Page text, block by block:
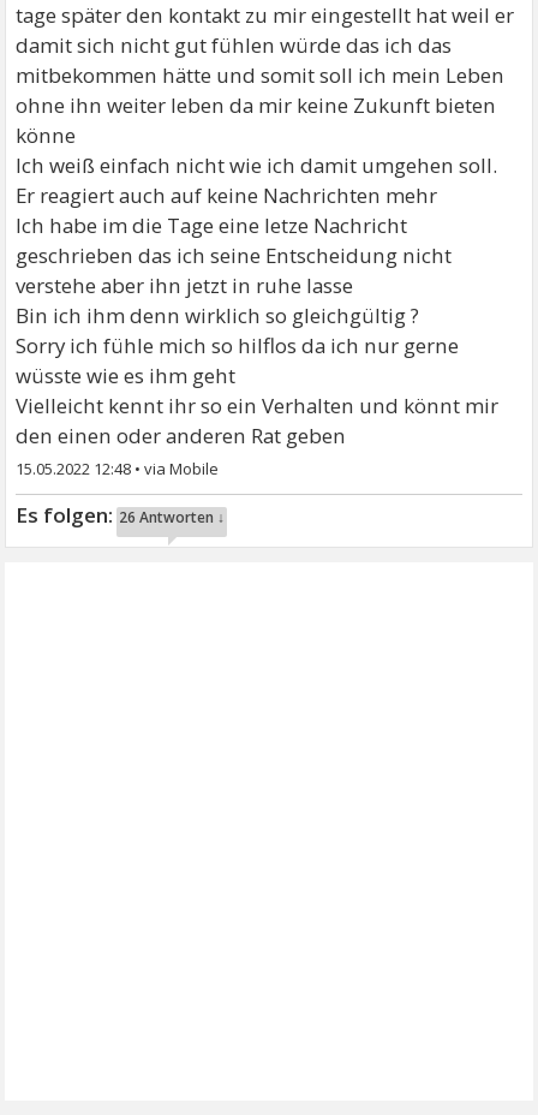
tage später den kontakt zu mir eingestellt hat weil er
damit sich nicht gut fühlen würde das ich das
mitbekommen hätte und somit soll ich mein Leben
ohne ihn weiter leben da mir keine Zukunft bieten
könne
Ich weiß einfach nicht wie ich damit umgehen soll.
Er reagiert auch auf keine Nachrichten mehr
Ich habe im die Tage eine letze Nachricht
geschrieben das ich seine Entscheidung nicht
verstehe aber ihn jetzt in ruhe lasse
Bin ich ihm denn wirklich so gleichgültig ?
Sorry ich fühle mich so hilflos da ich nur gerne
wüsste wie es ihm geht
Vielleicht kennt ihr so ein Verhalten und könnt mir
den einen oder anderen Rat geben
15.05.2022 12:48 •
26 Antworten ↓